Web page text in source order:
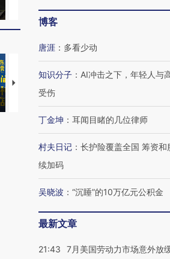
育部长拱下台
【推广】走进第四届链博
会，让数智科技“链”接产
有意思的生活方式·
博客
唐涯 ： 多看少动
知识分子 ： AI冲击之下，年轻人与
受伤
丁金坤 ： 耳闻目睹的几位律师
村夫日记 ： 长护险覆盖全国 筹资和
续加码
吴晓波 ： “沉睡”的10万亿元公积金
最新文章
21:43
7月美国劳动力市场意外放